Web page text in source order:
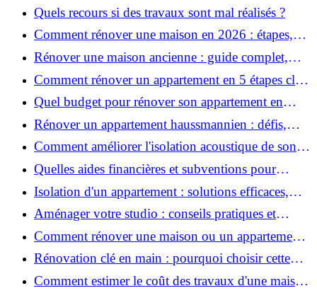
rénovation écologique ?
Quels recours si des travaux sont mal réalisés ?
Comment rénover une maison en 2026 : étapes,
coûts et conseils ?
Rénover une maison ancienne : guide complet,
étapes, budget et astuces
Comment rénover un appartement en 5 étapes clés
?
Quel budget pour rénover son appartement en
2026 ?
Rénover un appartement haussmannien : défis,
conseils pratiques et estimation des prix
Comment améliorer l'isolation acoustique de son
appartement ?
Quelles aides financières et subventions pour
rénover votre appartement en 2026 ?
Isolation d'un appartement : solutions efficaces,
prix et conseils
Aménager votre studio : conseils pratiques et
erreurs à éviter
Comment rénover une maison ou un appartement
avec 50 000 € : budget, étapes et astuces ?
Rénovation clé en main : pourquoi choisir cette
solution et à quoi faire attention ?
Comment estimer le coût des travaux d'une maison